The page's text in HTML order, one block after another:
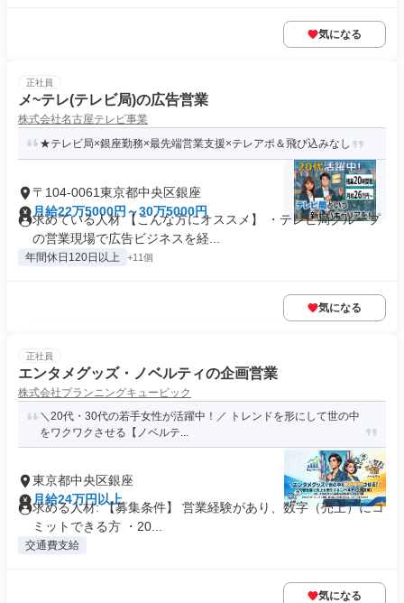
気になる
正社員
メ~テレ(テレビ局)の広告営業
株式会社名古屋テレビ事業
★テレビ局×銀座勤務×最先端営業支援×テレアポ＆飛び込みなし
〒104-0061東京都中央区銀座
月給22万5000円～30万5000円
求めている人材 【こんな方にオススメ】 ・テレビ局グループ
の営業現場で広告ビジネスを経...
年間休日120日以上 +11個
気になる
正社員
エンタメグッズ・ノベルティの企画営業
株式会社プランニングキュービック
＼20代・30代の若手女性が活躍中！／ トレンドを形にして世の中
をワクワクさせる【ノベルテ...
東京都中央区銀座
月給24万円以上
求める人材: 【募集条件】 営業経験があり、数字（売上）にコ
ミットできる方 ・20...
交通費支給
気になる